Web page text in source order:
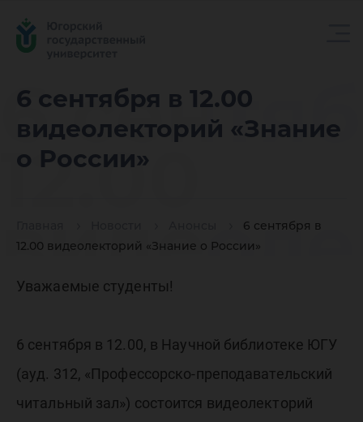
6 сентября в 12.00
видеолекторий «Знание
о России»
6 сентября в
12.00 видеолекторий «Знание о России»
6
12.00
России»
Уважаемые студенты!
6 сентября в 12.00, в Научной библиотеке ЮГУ
(ауд. 312, «Профессорско-преподавательский
читальный зал») состоится видеолекторий